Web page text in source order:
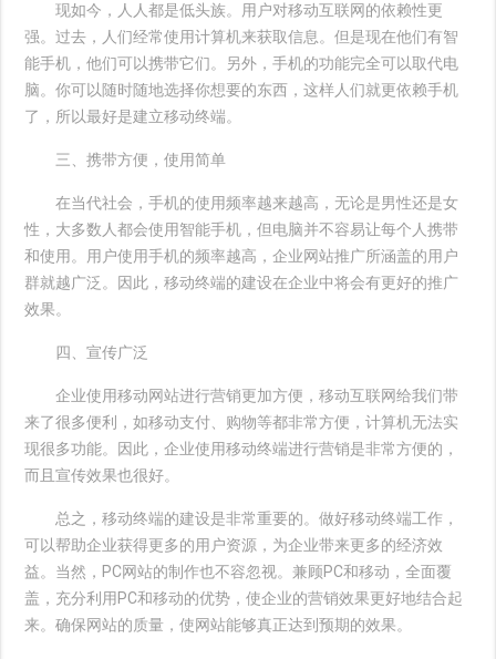
现如今，人人都是低头族。用户对移动互联网的依赖性更
强。过去，人们经常使用计算机来获取信息。但是现在他们有智
能手机，他们可以携带它们。另外，手机的功能完全可以取代电
脑。你可以随时随地选择你想要的东西，这样人们就更依赖手机
了，所以最好是建立移动终端。
三、携带方便，使用简单
在当代社会，手机的使用频率越来越高，无论是男性还是女
性，大多数人都会使用智能手机，但电脑并不容易让每个人携带
和使用。用户使用手机的频率越高，企业网站推广所涵盖的用户
群就越广泛。因此，移动终端的建设在企业中将会有更好的推广
效果。
四、宣传广泛
企业使用移动网站进行营销更加方便，移动互联网给我们带
来了很多便利，如移动支付、购物等都非常方便，计算机无法实
现很多功能。因此，企业使用移动终端进行营销是非常方便的，
而且宣传效果也很好。
总之，移动终端的建设是非常重要的。做好移动终端工作，
可以帮助企业获得更多的用户资源，为企业带来更多的经济效
益。当然，PC网站的制作也不容忽视。兼顾PC和移动，全面覆
盖，充分利用PC和移动的优势，使企业的营销效果更好地结合起
来。确保网站的质量，使网站能够真正达到预期的效果。